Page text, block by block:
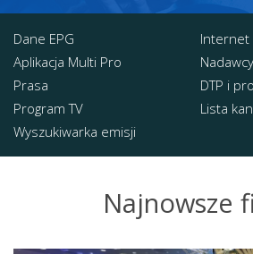
Dane EPG
Internet
Aplikacja Multi Pro
Prasa
DTP i
Program TV
Lista
Wyszukiwarka emisji
Najnowsze